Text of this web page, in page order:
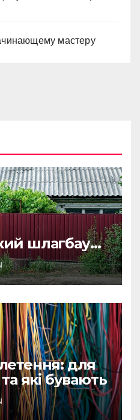
мастеру
шлагбаум
важно учесть
для
які бувають